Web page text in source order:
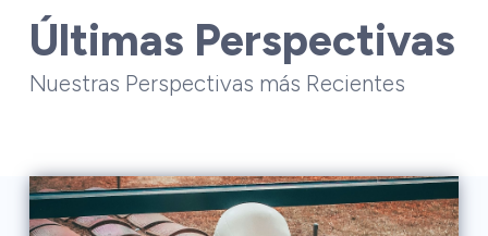
Últimas Perspectivas
Nuestras Perspectivas más Recientes